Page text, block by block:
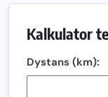
Fabrykanta.
Kalkulator
Dystans (km):